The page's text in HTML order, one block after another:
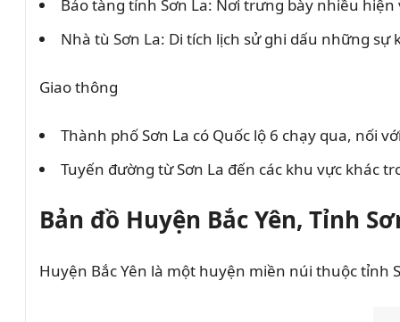
Bảo tàng tỉnh Sơn La: Nơi trưng bày nhiều
Nhà tù Sơn La: Di tích lịch sử ghi dấu những
Giao thông
Thành phố Sơn La có Quốc lộ 6 chạy qua, nối
Tuyến đường từ Sơn La đến các khu vực khác
Bản đồ Huyện Bắc Yên, Tỉnh
Huyện Bắc Yên là một huyện miền núi thuộc tỉnh